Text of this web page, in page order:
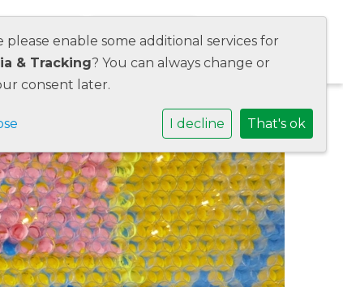
Agora Contact
please enable some additional services for
& Tracking? You can always change or
consent later.
I decline That's ok